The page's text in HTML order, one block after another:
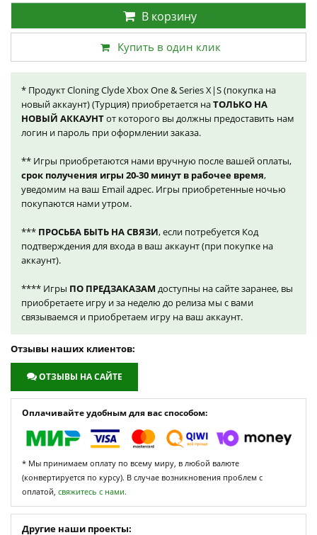
В корзину
Купить в один клик
* Продукт Cloning Clyde Xbox One & Series X|S (покупка на
новый аккаунт) (Турция) приобретается наТОЛЬКО НА
НОВЫЙ АККАУНТот которого вы должны предоставить нам
логин и пароль при оформлении заказа.
** Игры приобретаются нами вручную после вашей оплаты,
срок получения игры 20-30 минут в рабочее время,
уведомим на ваш Email адрес. Игры приобретенные ночью
покупаются нами утром.
*** ПРОСЬБА БЫТЬ НА СВЯЗИ, если потребуется Код
подтверждения для входа в ваш аккаунт (при покупке на
аккаунт).
**** Игры ПО ПРЕДЗАКАЗАМ доступны на сайте заранее, вы
приобретаете игру и за неделю до релиза мы с вами
связываемся и приобретаем игру на ваш аккаунт.
Отзывы наших клиентов:
ОТЗЫВЫ НА САЙТЕ
Оплачивайте удобным для вас способом:
* Мы принимаем оплату по всему миру, в любой валюте
(конвертируется по курсу). В случае возникновения проблем с
оплатой, свяжитесь с нами.
Другие наши проекты: